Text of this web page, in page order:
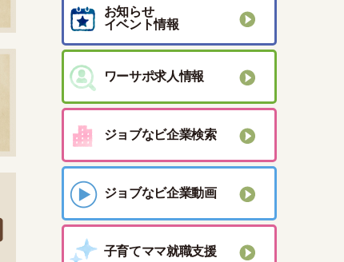
お知らせ
イベント情報
ワーサポ求人情報
ジョブなビ企業検索
ジョブなビ企業動画
子育てママ就職支援